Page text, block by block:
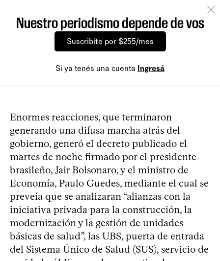
Nuestro periodismo depende de vos
Suscribite por $255/mes
Si ya tenés una cuenta Ingresá
Enormes reacciones, que terminaron
generando una difusa marcha atrás del
gobierno, generó el decreto publicado el
martes de noche firmado por el presidente
brasileño, Jair Bolsonaro, y el ministro de
Economía, Paulo Guedes, mediante el cual se
preveía que se analizaran “alianzas con la
iniciativa privada para la construcción, la
modernización y la gestión de unidades
básicas de salud”, las UBS, puerta de entrada
del Sistema Único de Salud (SUS), servicio de